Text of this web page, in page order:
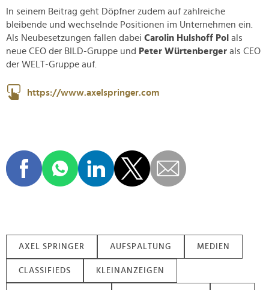
In seinem Beitrag geht Döpfner zudem auf zahlreiche
bleibende und wechselnde Positionen im Unternehmen ein.
Als Neubesetzungen fallen dabei Carolin Hulshoff Pol als
neue CEO der BILD-Gruppe und Peter Würtenberger als CEO
der WELT-Gruppe auf.
https://www.axelspringer.com
AXEL SPRINGER AUFSPALTUNG MEDIEN
CLASSIFIEDS KLEINANZEIGEN